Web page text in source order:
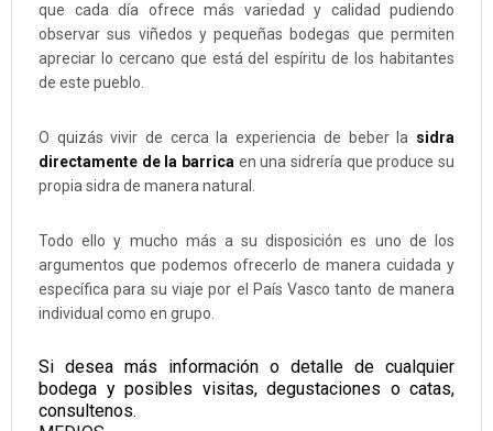
que cada día ofrece más variedad y calidad pudiendo
observar sus viñedos y pequeñas bodegas que permiten
apreciar lo cercano que está del espíritu de los habitantes
de este pueblo.
O quizás vivir de cerca la experiencia de beber la sidra
directamente de la barrica en una sidrería que produce su
propia sidra de manera natural.
Todo ello y mucho más a su disposición es uno de los
argumentos que podemos ofrecerlo de manera cuidada y
específica para su viaje por el País Vasco tanto de manera
individual como en grupo.
Si desea más información o detalle de cualquier
bodega y posibles visitas, degustaciones o catas,
consultenos.